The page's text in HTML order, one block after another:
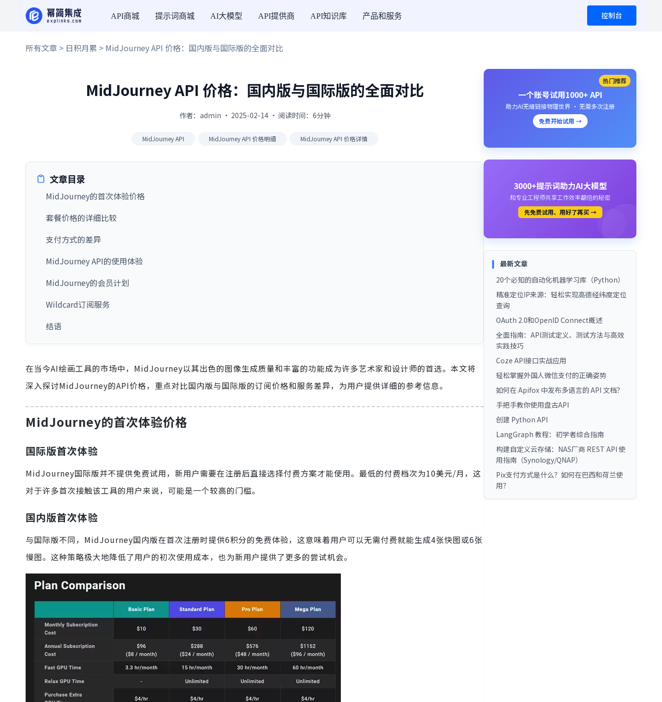
API商城 提示词商城 AI大模型 API提供商 API知识库 产品和服务 控制台
所有文章 > 日积月累 > MidJourney API 价格：国内版与国际版的全面对比
MidJourney API 价格：国内版与国际版的全面对比
作者：admin · 2025-02-14 · 阅读时间：6分钟
MidJourney API MidJourney API 价格明细 MidJourney API 价格详情
文章目录
MidJourney的首次体验价格
套餐价格的详细比较
支付方式的差异
MidJourney API的使用体验
MidJourney的会员计划
Wildcard订阅服务
结语
在当今AI绘画工具的市场中，MidJourney以其出色的图像生成质量和丰富的功能成为许多艺术家和设计师的首选。本文将
深入探讨MidJourney的API价格，重点对比国内版与国际版的订阅价格和服务差异，为用户提供详细的参考信息。
MidJourney的首次体验价格
国际版首次体验
MidJourney国际版并不提供免费试用，新用户需要在注册后直接选择付费方案才能使用。最低的付费档次为10美元/月，这
对于许多首次接触该工具的用户来说，可能是一个较高的门槛。
国内版首次体验
与国际版不同，MidJourney国内版在首次注册时提供6积分的免费体验，这意味着用户可以无需付费就能生成4张快图或6张
慢图。这种策略极大地降低了用户的初次使用成本，也为新用户提供了更多的尝试机会。
热门推荐
一个账号试用1000+ API
助力AI无缝链接物理世界 · 无需多次注册
免费开始试用 →
3000+提示词助力AI大模型
和专业工程师共享工作效率翻倍的秘密
先免费试用、用好了再买 →
最新文章
20个必知的自动化机器学习库（Python）
精准定位IP来源：轻松实现高德经纬度定位
查询
OAuth 2.0和OpenID Connect概述
全面指南：API测试定义、测试方法与高效
实践技巧
Coze API接口实战应用
轻松掌握外国人微信支付的正确姿势
如何在 Apifox 中发布多语言的 API 文档？
手把手教你使用盘古API
创建 Python API
LangGraph 教程：初学者综合指南
构建自定义云存储：NAS厂商 REST API 使
用指南（Synology/QNAP）
Pix支付方式是什么？如何在巴西和荷兰使
用？